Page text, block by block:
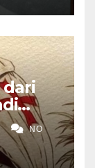
dari
NO